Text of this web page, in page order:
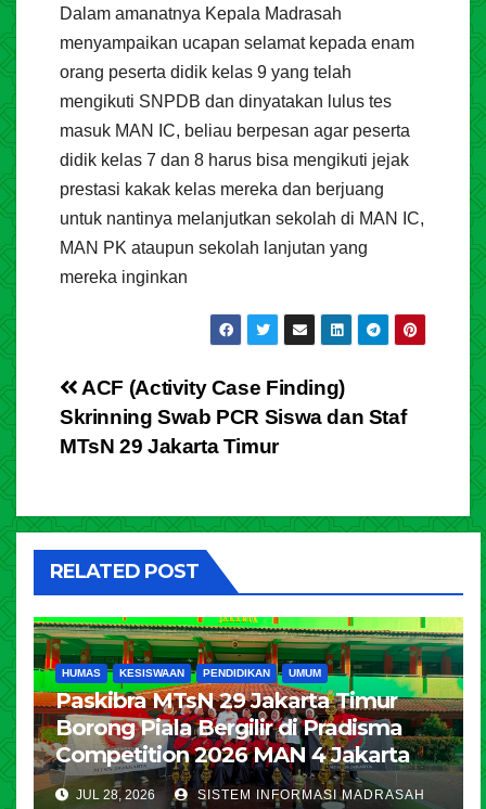
Dalam amanatnya Kepala Madrasah
menyampaikan ucapan selamat kepada enam
orang peserta didik kelas 9 yang telah
mengikuti SNPDB dan dinyatakan lulus tes
masuk MAN IC, beliau berpesan agar peserta
didik kelas 7 dan 8 harus bisa mengikuti jejak
prestasi kakak kelas mereka dan berjuang
untuk nantinya melanjutkan sekolah di MAN IC,
MAN PK ataupun sekolah lanjutan yang
mereka inginkan
Post
navigation
ACF (Activity Case Finding)
Skrinning Swab PCR Siswa dan Staf
MTsN 29 Jakarta Timur
RELATED POST
HUMAS KESISWAAN PENDIDIKAN UMUM
Paskibra MTsN 29 Jakarta Timur
Borong Piala Bergilir di Pradisma
Competition 2026 MAN 4 Jakarta
JUL 28, 2026 SISTEM INFORMASI MADRASAH